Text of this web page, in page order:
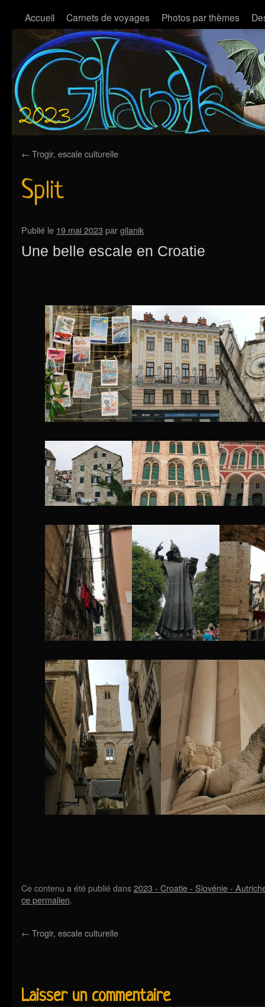
Accueil Carnets de voyages Photos par thèmes
← Trogir, escale culturelle
Split
Publié le 19 mai 2023 pargilanik
Une belle escale en Croatie
Ce contenu a été publié dans2023 - Croatie - Slovénie -
ce permalien.
← Trogir, escale culturelle
Laisser un commentaire